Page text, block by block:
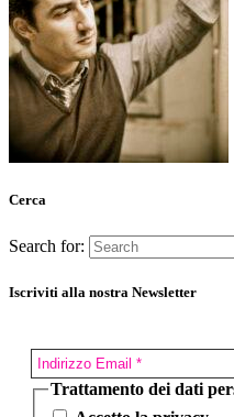
Cerca
Search for:
Iscriviti alla nostra Newsletter
Trattamento dei dati